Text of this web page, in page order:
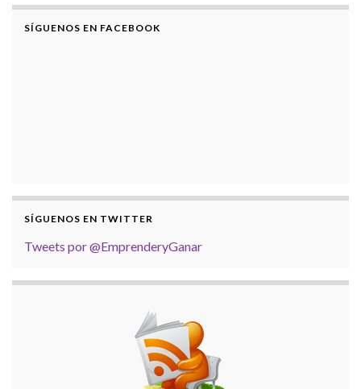
SÍGUENOS EN FACEBOOK
SÍGUENOS EN TWITTER
Tweets por @EmprenderyGanar